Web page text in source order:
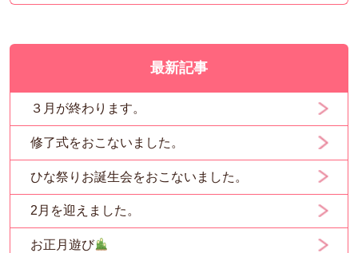
最新記事
３月が終わります。
修了式をおこないました。
ひな祭りお誕生会をおこないました。
2月を迎えました。
お正月遊び